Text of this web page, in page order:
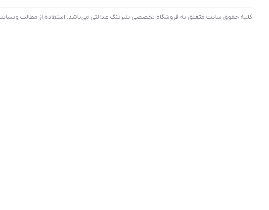
کليه حقوق سايت متعلق به فروشگاه تخصصی بلبرینگ عدالتی می‌باشد. استفاده از مطالب وبسایت